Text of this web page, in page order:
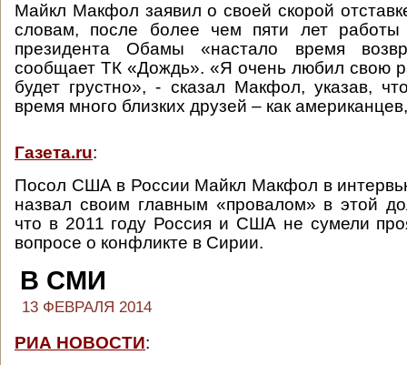
Майкл Макфол заявил о своей скорой
словам, после более чем пяти лет работы
президента Обамы «настало время
сообщает ТК «Дождь». «Я очень любил свою
будет грустно», - сказал Макфол, указав,
время много близких друзей – как
Газета.ru:
Посол США в России Майкл Макфол в
назвал своим главным «провалом» в этой
что в 2011 году Россия и США не сумели
вопросе о конфликте в Сирии.
В СМИ
13 ФЕВРАЛЯ 2014
РИА НОВОСТИ: